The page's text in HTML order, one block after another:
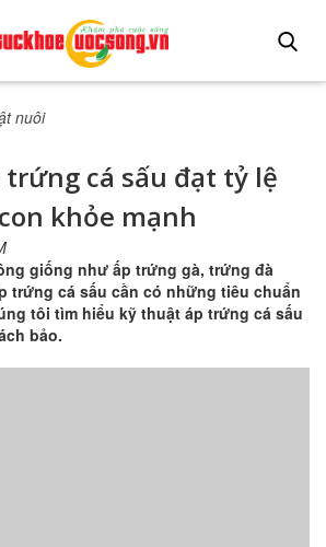
nuôi
cá sấu đạt tỷ lệ
khỏe mạnh
giống như ấp trứng gà, trứng đà
trứng cá sấu cần có những tiêu chuẩn
tôi tìm hiểu kỹ thuật áp trứng cá sấu
bảo.